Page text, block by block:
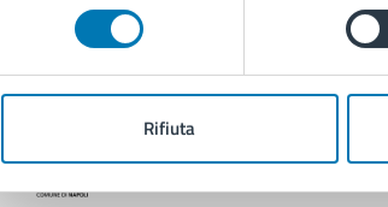
Rifiuta
Comune di Napoli